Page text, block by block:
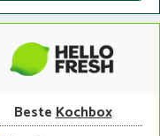
BesteKochbox